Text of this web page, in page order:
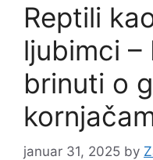
Reptili
ljubimci –
brinuti o
januar 31, 2025 by